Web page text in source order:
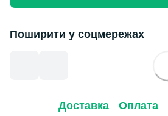
Поширити у соцмережах
Доставка Оплата